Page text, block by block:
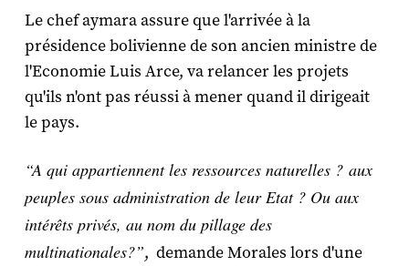
Le chef aymara assure que l'arrivée à la
présidence bolivienne de son ancien ministre de
l'Economie Luis Arce, va relancer les projets
qu'ils n'ont pas réussi à mener quand il dirigeait
le pays.
“A qui appartiennent les ressources naturelles ? aux
peuples sous administration de leur Etat ? Ou aux
intérêts privés, au nom du pillage des
multinationales?”, demande Morales lors d'une